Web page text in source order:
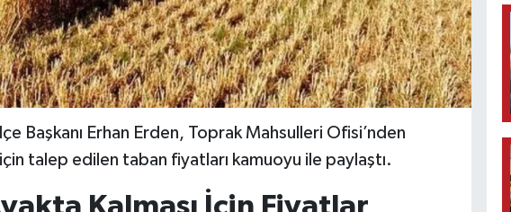
Başkanı Erhan Erden, Toprak Mahsulleri Ofisi’nden
talep edilen taban fiyatları kamuoyu ile paylaştı.